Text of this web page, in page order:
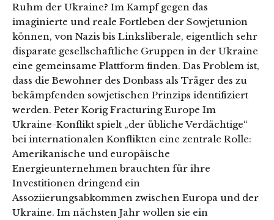
Ruhm der Ukraine? Im Kampf gegen das
imaginierte und reale Fortleben der Sowjetunion
können, von Nazis bis Linksliberale, eigentlich sehr
disparate gesellschaftliche Gruppen in der Ukraine
eine gemeinsame Plattform finden. Das Problem ist,
dass die Bewohner des Donbass als Träger des zu
bekämpfenden sowjetischen Prinzips identifiziert
werden. Peter Korig Fracturing Europe Im
Ukraine-Konflikt spielt „der übliche Verdächtige“
bei internationalen Konflikten eine zentrale Rolle:
Amerikanische und europäische
Energieunternehmen brauchten für ihre
Investitionen dringend ein
Assoziierungsabkommen zwischen Europa und der
Ukraine. Im nächsten Jahr wollen sie ein